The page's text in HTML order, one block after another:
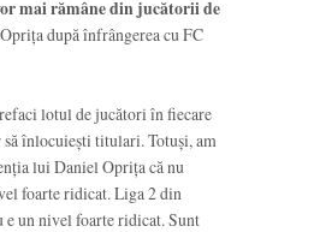
mai rămâne din jucătorii de
după înfrângerea cu FC
lotul de jucători în fiecare
să înlocuiești titulari. Totuși, am
lui Daniel Oprița că nu
foarte ridicat. Liga 2 din
e un nivel foarte ridicat. Sunt